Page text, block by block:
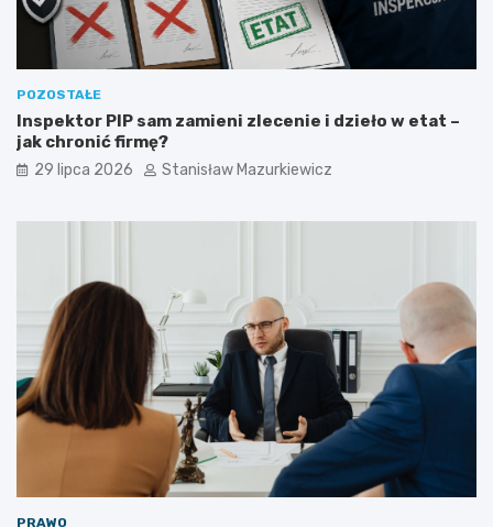
POZOSTAŁE
Inspektor PIP sam zamieni zlecenie i dzieło w etat –
jak chronić firmę?
29 lipca 2026 Stanisław Mazurkiewicz
PRAWO